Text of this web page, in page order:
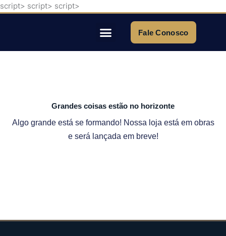
script> script> script>
Fale Conosco
Grandes coisas estão no horizonte
Algo grande está se formando! Nossa loja está em obras
e será lançada em breve!